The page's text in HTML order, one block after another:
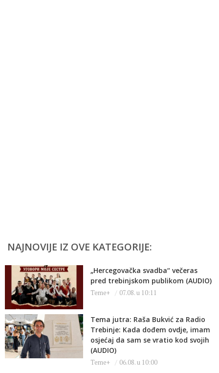
NAJNOVIJE IZ OVE KATEGORIJE:
„Hercegovačka svadba“ večeras
pred trebinjskom publikom (AUDIO)
Teme+ 07.08. u 10:11
Tema jutra: Raša Bukvić za Radio
Trebinje: Kada dođem ovdje, imam
osjećaj da sam se vratio kod svojih
(AUDIO)
Teme+ 06.08. u 10:00